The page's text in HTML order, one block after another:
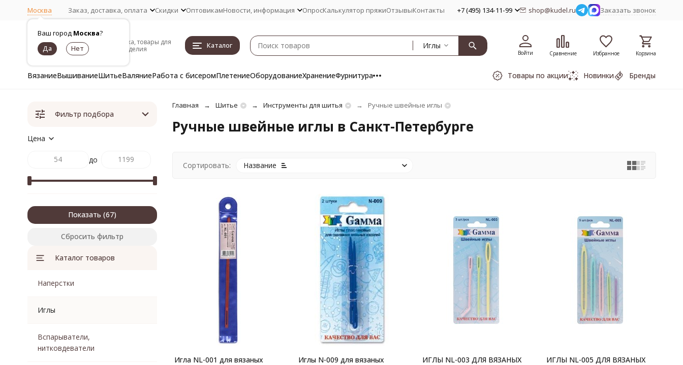
Москва
Ваш город Москва?
Заказ, доставка, оплата Скидки ОптовикамНовости, информация ОпросКалькулятор пряжиОтзывыКонтакты +7 (495) 134-11-99 shop@kudel.ru Заказать звонок
Пряжа, товары для
рукоделия
Каталог Иглы
Войти Сравнение Избранное Корзина
ВязаниеВышиваниеШитьеВаляниеРабота с бисеромПлетениеОборудованиеХранениеФурнитура Товары по акции Новинки Бренды
Главная Шитье Инструменты для шитья Ручные швейные иглы
Ручные швейные иглы в Санкт-Петербурге
Сортировать: Название
Игла NL-001 для вязаных
Иглы N-009 для вязаных
ИГЛЫ NL-003 ДЛЯ ВЯЗАНЫХ
ИГЛЫ NL-005 ДЛЯ ВЯЗАНЫХ
Фильтр подбора
Цена
до
Показать
Сбросить фильтр
Каталог товаров
Наперстки
Иглы
Вспарыватели,
нитковдеватели